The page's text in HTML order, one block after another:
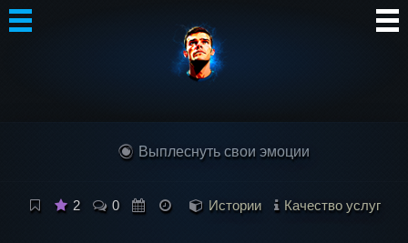
Блог
Выплеснуть свои эмоции
2 0 Истории Качество услуг